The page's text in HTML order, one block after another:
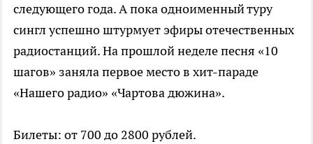
следующего года. А пока одноименный туру
сингл успешно штурмует эфиры отечественных
радиостанций. На прошлой неделе песня «10
шагов» заняла первое место в хит-параде
«Нашего радио» «Чартова дюжина».
Билеты: от 700 до 2800 рублей.